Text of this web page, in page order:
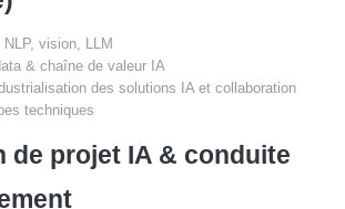
NLP, vision, LLM
& chaîne de valeur IA
des solutions IA et collaboration
techniques
de projet IA & conduite